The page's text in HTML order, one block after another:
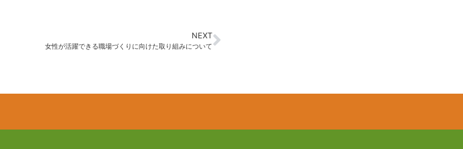
NEXT
女性が活躍できる職場づくりに向けた取り組みについて